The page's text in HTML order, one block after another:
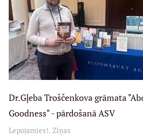
Dr.Gļeba Troščenkova grāmata
Goodness" - pārdošanā ASV
Lepojamies!, Ziņas